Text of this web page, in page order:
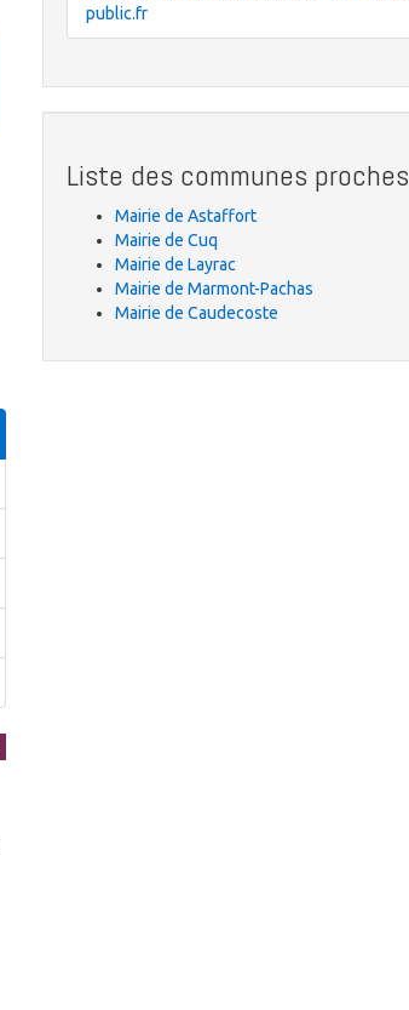
public.fr
Liste des communes proches
Mairie de Astaffort
Mairie de Cuq
Mairie de Layrac
Mairie de Marmont-Pachas
Mairie de Caudecoste